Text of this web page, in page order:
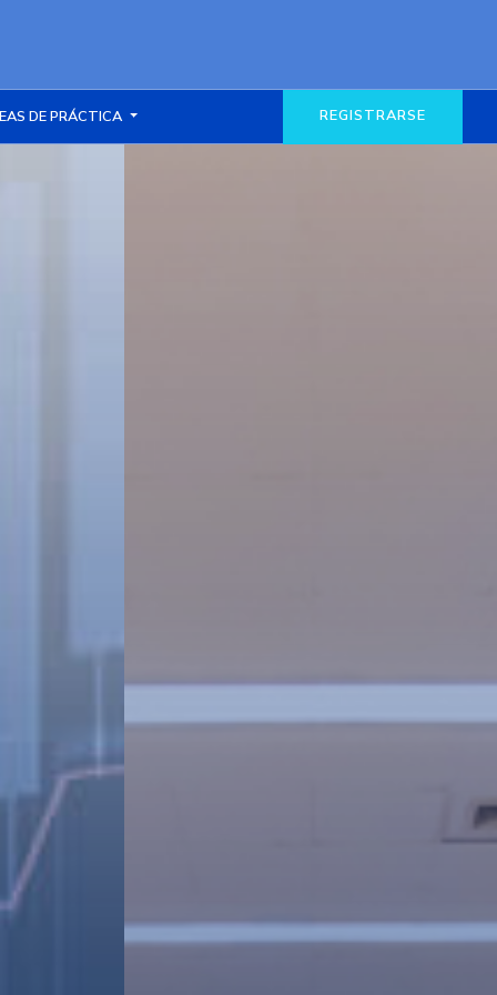
DE PRÁCTICA REGISTRARSE